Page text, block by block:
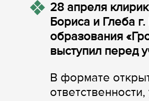
28 апреля
Бориса и Глеба
образования
выступил перед
В формате